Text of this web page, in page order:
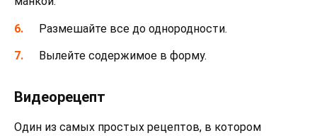
Размешайте все до однородности.
Вылейте содержимое в форму.
Видеорецепт
Один из самых простых рецептов, в котором